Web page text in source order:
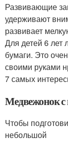
Развивающие
удерживают
развивает
Для детей 6 лет
бумаги. Это
своими руками
7 самых
Медвежонок
Чтобы
небольшой